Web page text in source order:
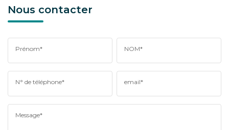
Nous contacter
Prénom* NOM*
N° de téléphone* email*
Message*